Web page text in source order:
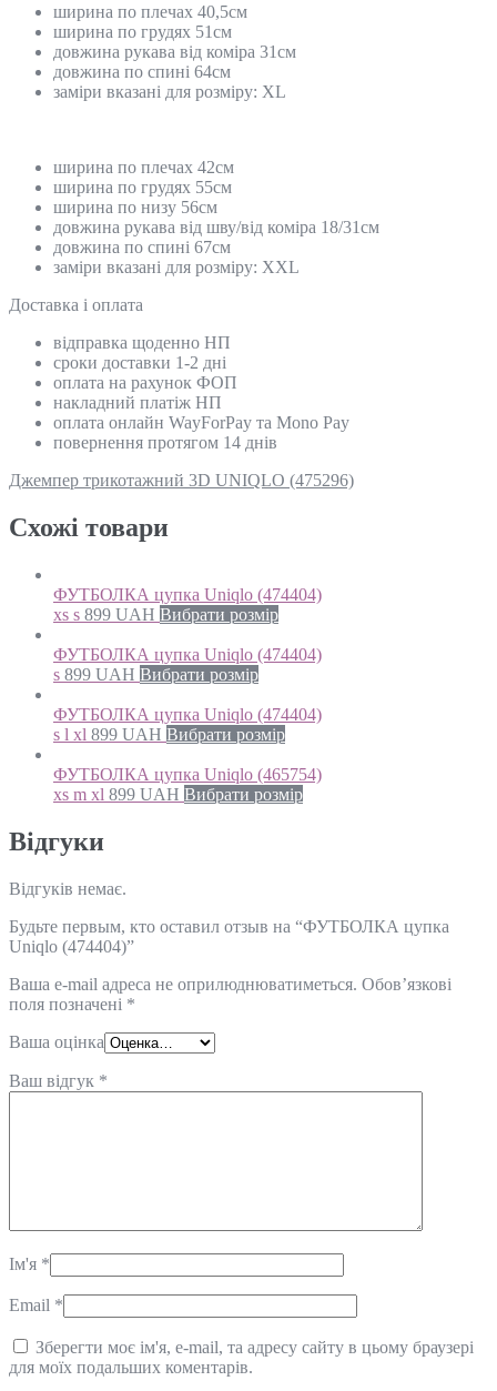
ширина по плечах 40,5см
ширина по грудях 51см
довжина рукава від коміра 31см
довжина по спині 64см
заміри вказані для розміру: ХL
ширина по плечах 42см
ширина по грудях 55см
ширина по низу 56см
довжина рукава від шву/від коміра 18/31см
довжина по спині 67см
заміри вказані для розміру: ХХL
Доставка і оплата
відправка щоденно НП
сроки доставки 1-2 дні
оплата на рахунок ФОП
накладний платіж НП
оплата онлайн WayForPay та Mono Pay
повернення протягом 14 днів
Джемпер трикотажний 3D UNIQLO (475296)
Схожi товари
ФУТБОЛКА цупка Uniqlo (474404)
xs s 899 UAH Вибрати розмір
ФУТБОЛКА цупка Uniqlo (474404)
s 899 UAH Вибрати розмір
ФУТБОЛКА цупка Uniqlo (474404)
s l xl 899 UAH Вибрати розмір
ФУТБОЛКА цупка Uniqlo (465754)
xs m xl 899 UAH Вибрати розмір
Відгуки
Відгуків немає.
Будьте первым, кто оставил отзыв на “ФУТБОЛКА цупка
Uniqlo (474404)”
Ваша e-mail адреса не оприлюднюватиметься. Обов’язкові
поля позначені *
Ваша оцінка
Ваш відгук *
Ім'я *
Email *
Зберегти моє ім'я, e-mail, та адресу сайту в цьому браузері
для моїх подальших коментарів.